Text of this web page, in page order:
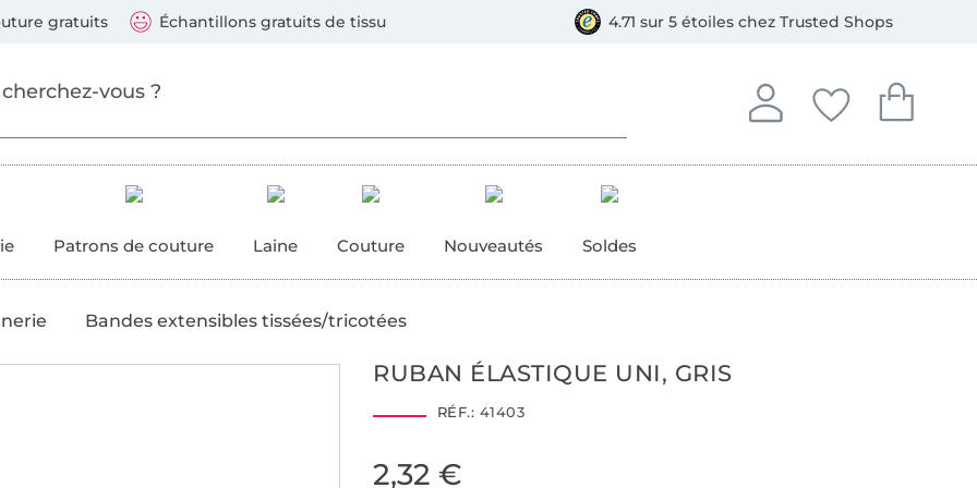
gratuits Échantillons gratuits de tissu 4.71 sur 5 étoiles chez Trusted Shops
Se connecter
Se connecter à votre
Mes favoris
Vous avez
Mon
Vous avez
Patrons de couture Laine Couture Nouveautés Soldes
Bandes extensibles tissées/tricotées
RUBAN ÉLASTIQUE UNI, GRIS
RÉF.: 41403
2,32 €
suivants : Visa, Mastercard, Carte bleue, PayPal, Virement, Bancontact